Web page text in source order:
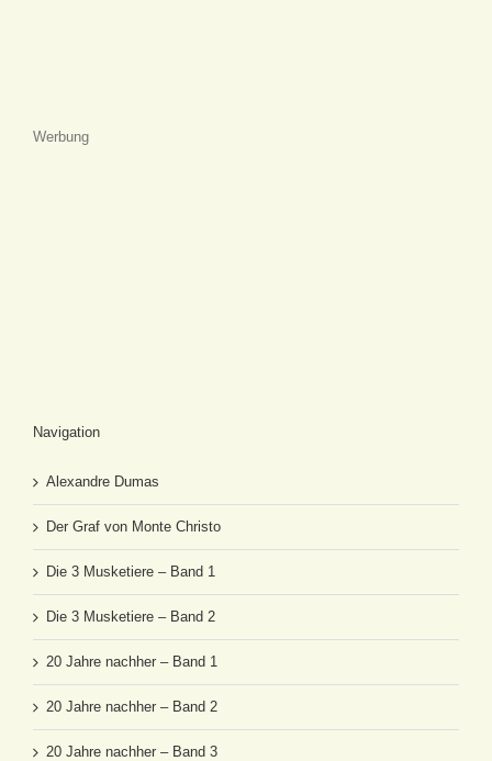
Werbung
Navigation
Alexandre Dumas
Der Graf von Monte Christo
Die 3 Musketiere – Band 1
Die 3 Musketiere – Band 2
20 Jahre nachher – Band 1
20 Jahre nachher – Band 2
20 Jahre nachher – Band 3